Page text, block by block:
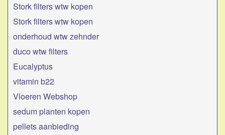
Stork filters wtw kopen
Stork filters wtw kopen
onderhoud wtw zehnder
duco wtw filters
Eucalyptus
vitamin b22
Vloeren Webshop
sedum planten kopen
pellets aanbieding